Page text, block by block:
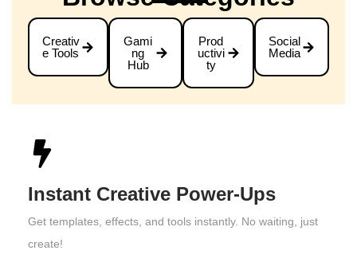
Creativ
e Tools
Gami
ng
Hub
Prod
uctivi
ty
Social
Media
Instant Creative Power-Ups
Get templates, effects, and tools instantly. No waiting, just
create!